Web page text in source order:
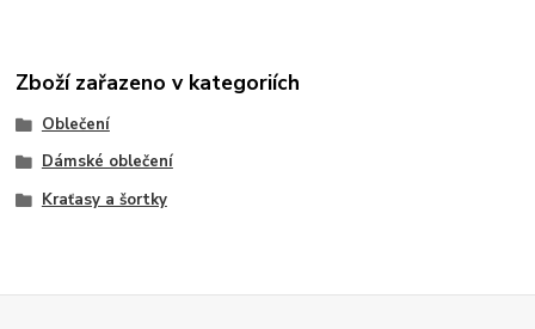
Zboží zařazeno v kategoriích
Oblečení
Dámské oblečení
Kraťasy a šortky